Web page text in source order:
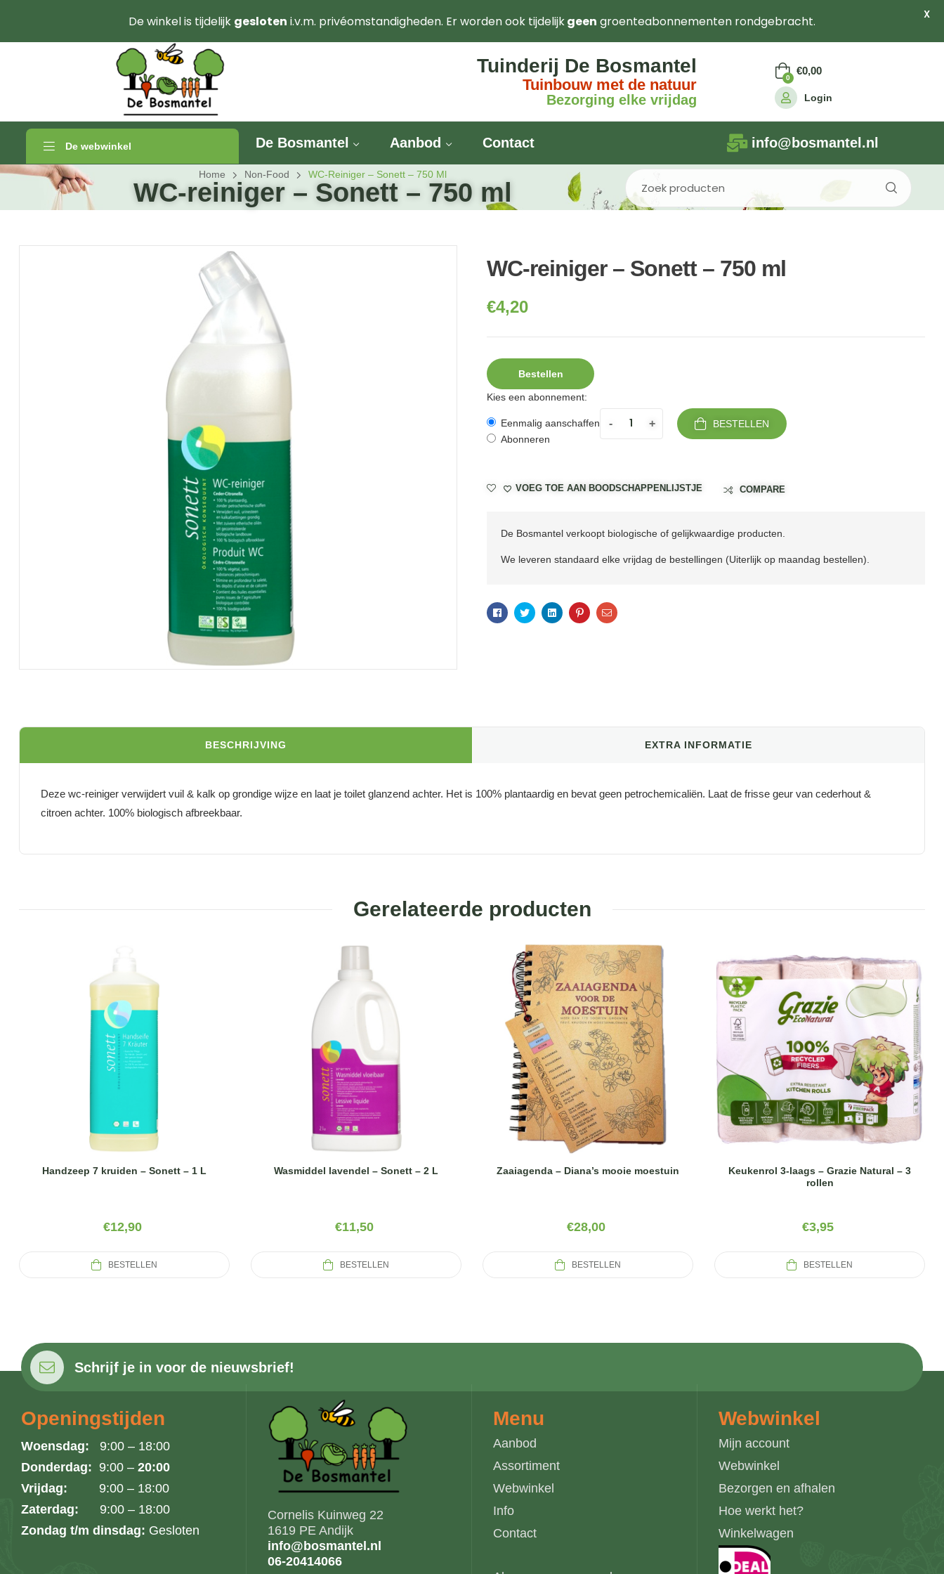
Tuinderij De Bosmantel
Tuinbouw met de natuur
Bezorging elke vrijdag
0
€0,00
Login
De webwinkel De Bosmantel Aanbod Contact info@bosmantel.nl
Home Non-Food WC-Reiniger – Sonett – 750 Ml
WC-reiniger – Sonett – 750 ml
WC-reiniger – Sonett – 750 ml
€4,20
Bestellen
Kies een abonnement:
Eenmalig aanschaffen
Abonneren
- + BESTELLEN
VOEG TOE AAN BOODSCHAPPENLIJSTJE COMPARE
De Bosmantel verkoopt biologische of gelijkwaardige producten.
We leveren standaard elke vrijdag de bestellingen (Uiterlijk op maandag bestellen).
Facebook
TwitterLinkedinPinterestEmail
BESCHRIJVING EXTRA INFORMATIE
Deze wc-reiniger verwijdert vuil & kalk op grondige wijze en laat je toilet glanzend achter. Het is 100% plantaardig en bevat geen petrochemicaliën. Laat de frisse geur van cederhout &
citroen achter. 100% biologisch afbreekbaar.
Gerelateerde producten
Handzeep 7 kruiden – Sonett – 1 L
€12,90
BESTELLEN
Wasmiddel lavendel – Sonett – 2 L
€11,50
BESTELLEN
Zaaiagenda – Diana’s mooie moestuin
€28,00
BESTELLEN
Keukenrol 3-laags – Grazie Natural – 3
rollen
€3,95
BESTELLEN
Schrijf je in voor de nieuwsbrief!
Openingstijden
Woensdag: 9:00 – 18:00
Donderdag: 9:00 – 20:00
Vrijdag: 9:00 – 18:00
Zaterdag: 9:00 – 18:00
Zondag t/m dinsdag: Gesloten
Cornelis Kuinweg 22
1619 PE Andijk
info@bosmantel.nl
06-20414066
Menu
Aanbod
Assortiment
Webwinkel
Info
Contact
Webwinkel
Mijn account
Webwinkel
Bezorgen en afhalen
Hoe werkt het?
Winkelwagen
De winkel is tijdelijk gesloten i.v.m. privéomstandigheden. Er worden ook tijdelijkgeen groenteabonnementen rondgebracht. X